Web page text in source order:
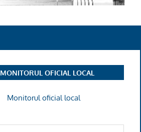
MONITORUL OFICIAL LOCAL
Monitorul oficial local